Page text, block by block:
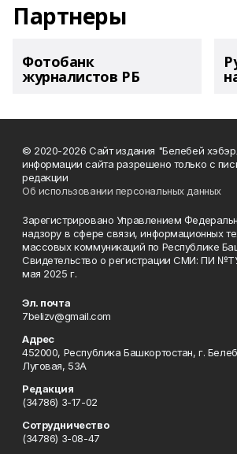
Партнеры
Фотобанк
журналистов РБ
© 2020-2026 Сайт издания "Белебей
информации сайта разрешено только с
редакции
Об использовании персональных данных
Зарегистрировано Управлением
надзору в сфере связи, информационных
массовых коммуникаций по Республике
Свидетельство о регистрации СМИ: ПИ
мая 2025 г.
Эл. почта
7belizv@gmail.com
Адрес
452000, Республика Башкортостан, г.
Луговая, 53А
Редакция
(34786) 3-17-02
Сотрудничество
(34786) 3-08-47